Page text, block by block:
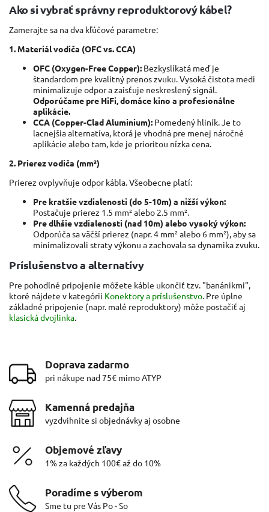
Ako si vybrať správny reproduktorový kábel?
Zamerajte sa na dva kľúčové parametre:
1. Materiál vodiča (OFC vs. CCA)
OFC (Oxygen-Free Copper): Bezkyslíkatá meď je
štandardom pre kvalitný prenos zvuku. Vysoká čistota medi
minimalizuje odpor a zaisťuje neskreslený signál.
Odporúčame pre HiFi, domáce kino a profesionálne
aplikácie.
CCA (Copper-Clad Aluminium): Pomedený hliník. Je to
lacnejšia alternatíva, ktorá je vhodná pre menej náročné
aplikácie alebo tam, kde je prioritou nízka cena.
2. Prierez vodiča (mm²)
Prierez ovplyvňuje odpor kábla. Všeobecne platí:
Pre kratšie vzdialenosti (do 5-10m) a nižší výkon:
Postačuje prierez 1.5 mm² alebo 2.5 mm².
Pre dlhšie vzdialenosti (nad 10m) alebo vysoký výkon:
Odporúča sa väčší prierez (napr. 4 mm² alebo 6 mm²), aby sa
minimalizovali straty výkonu a zachovala sa dynamika zvuku.
Príslušenstvo a alternatívy
Pre pohodlné pripojenie môžete káble ukončiť tzv. "banánikmi",
ktoré nájdete v kategórii Konektory a príslušenstvo. Pre úplne
základné pripojenie (napr. malé reproduktory) môže postačiť aj
klasická dvojlinka.
Doprava zadarmo
pri nákupe nad 75€ mimo ATYP
Kamenná predajňa
vyzdvihnite si objednávky aj osobne
Objemové zľavy
1% za každých 100€ až do 10%
Poradíme s výberom
Sme tu pre Vás Po - So